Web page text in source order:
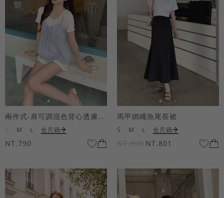
兩件式-肩可調混色背心透膚上衣套組
M L 全尺碼
NT.790
馬甲綁繩魚尾長裙
S M L 全尺碼
NT.890 NT.801